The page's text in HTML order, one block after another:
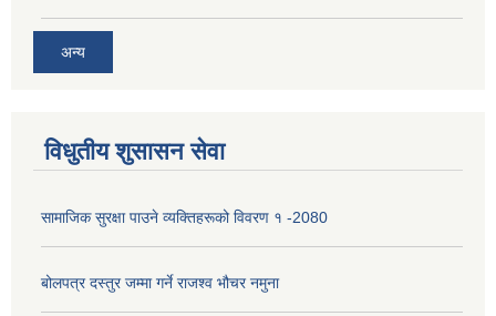
अन्य
विधुतीय शुसासन सेवा
सामाजिक सुरक्षा पाउने व्यक्तिहरूको विवरण १ -2080
बोलपत्र दस्तुर जम्मा गर्ने राजश्व भौचर नमुना